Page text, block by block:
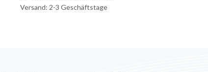
Versand: 2-3 Geschäftstage